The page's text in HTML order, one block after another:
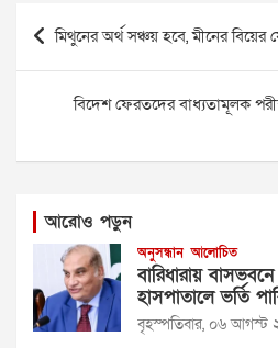
Post
navigation
মিথুনের অর্থ সঞ্চয় হবে, মীনের বিয়ের
বিদেশ ফেরতদের বাধ্যতামূলক
আরোও পড়ুন
অনুসন্ধান আলোচিত
বারিধারায় বাসভবনে
হাসপাতালে ভর্তি
বৃহস্পতিবার, ০৬ আগস্ট